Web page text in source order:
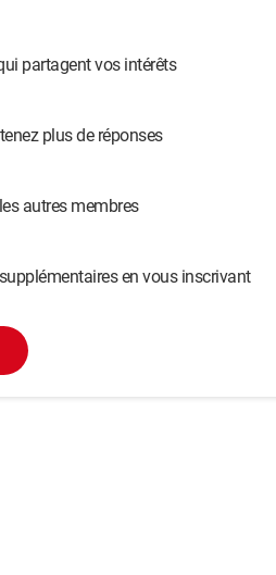
partagent vos intérêts
plus de réponses
autres membres
en vous inscrivant